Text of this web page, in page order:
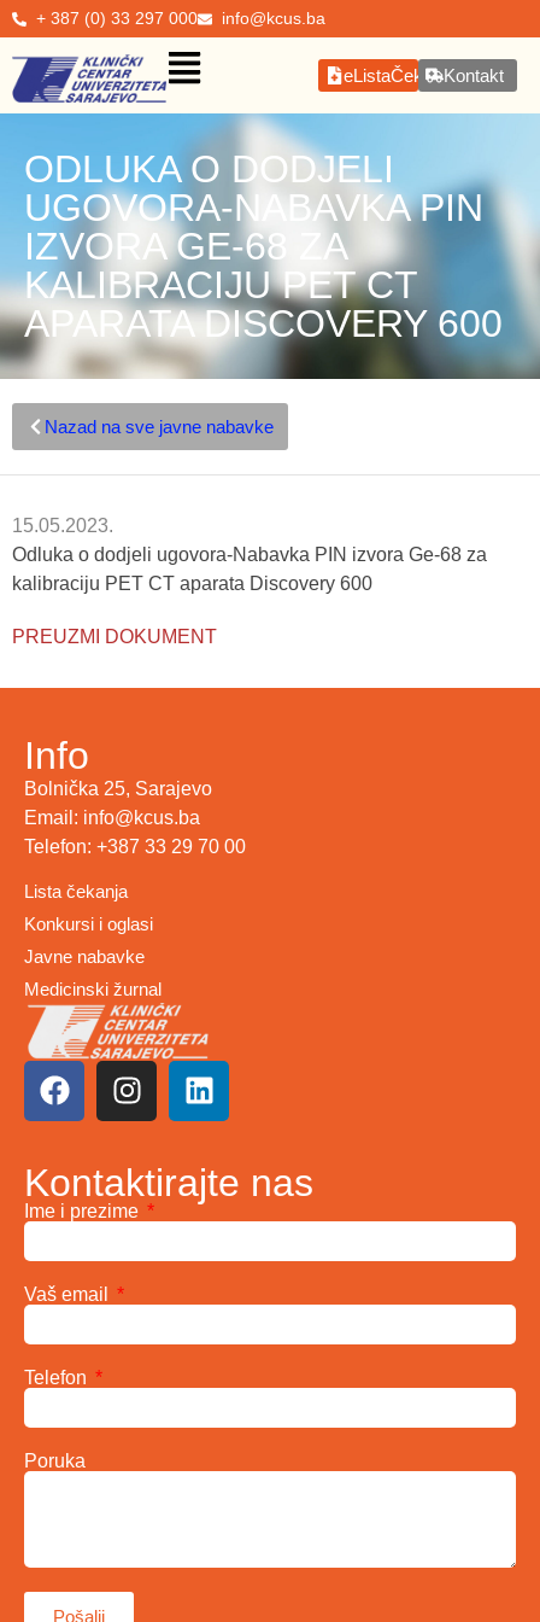
+ 387 (0) 33 297 000 info@kcus.ba
eListaČekanjaKontakt
ODLUKA O DODJELI
UGOVORA-NABAVKA PIN
IZVORA GE-68 ZA
KALIBRACIJU PET CT
APARATA DISCOVERY 600
Nazad na sve javne nabavke
15.05.2023.
Odluka o dodjeli ugovora-Nabavka PIN izvora Ge-68 za
kalibraciju PET CT aparata Discovery 600
PREUZMI DOKUMENT
Info
Bolnička 25, Sarajevo
Email: info@kcus.ba
Telefon: +387 33 29 70 00
Lista čekanja
Konkursi i oglasi
Javne nabavke
Medicinski žurnal
Kontaktirajte nas
Ime i prezime
Vaš email
Telefon
Poruka
Pošalji